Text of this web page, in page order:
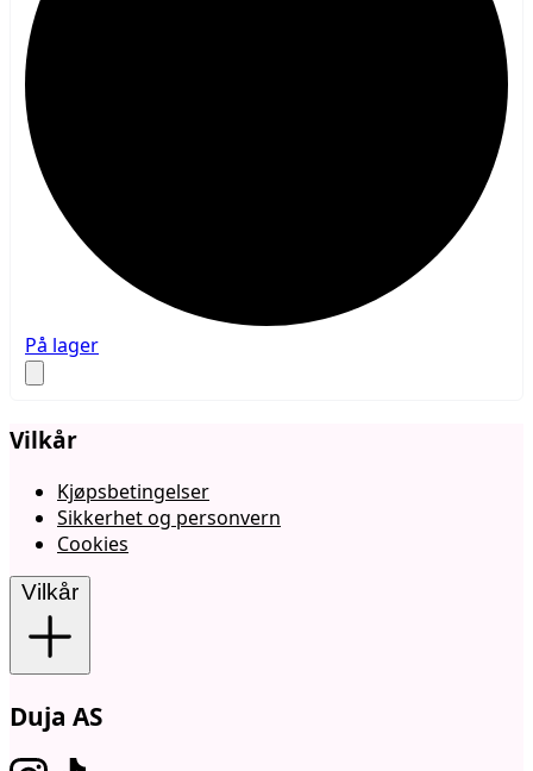
På lager
Vilkår
Kjøpsbetingelser
Sikkerhet og personvern
Cookies
Vilkår
Duja AS